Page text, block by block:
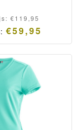
€119,95
€59,95